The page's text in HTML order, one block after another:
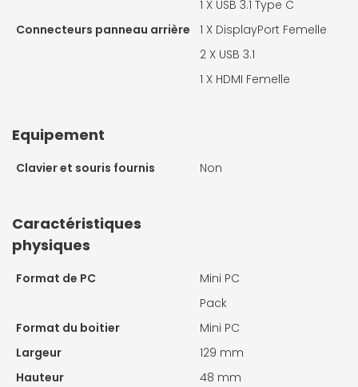
1 X USB 3.1 Type C
Connecteurs panneau arrière
1 X DisplayPort Femelle
2 X USB 3.1
1 X HDMI Femelle
Equipement
Clavier et souris fournis Non
Caractéristiques
physiques
Format de PC
Mini PC
Pack
Format du boitier
Mini PC
Largeur
129 mm
Hauteur
48 mm